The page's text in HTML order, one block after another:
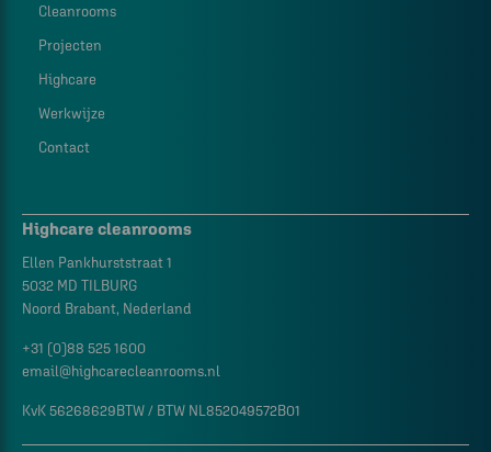
Cleanrooms
Projecten
Highcare
Werkwijze
Contact
Highcare cleanrooms
Ellen Pankhurststraat 1
5032 MD TILBURG
Noord Brabant, Nederland
+31 (0)88 525 1600
email@highcarecleanrooms.nl
KvK 56268629BTW / BTW NL852049572B01